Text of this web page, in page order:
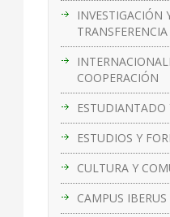
INVESTIGACIÓN
TRANSFERENCIA
COOPERACIÓN
ESTUDIANTADO
ESTUDIOS Y
CULTURA Y
CAMPUS IBERUS